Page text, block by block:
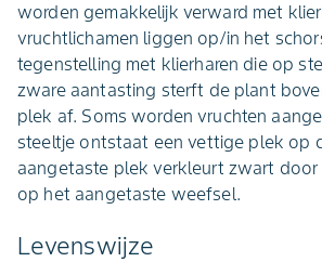
worden gemakkelijk verward met
vruchtlichamen liggen op/in het
tegenstelling met klierharen die op
zware aantasting sterft de plant
plek af. Soms worden vruchten
steeltje ontstaat een vettige plek op
aangetaste plek verkleurt zwart door
op het aangetaste weefsel.
Levenswijze